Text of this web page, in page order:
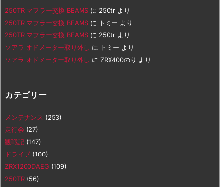
250TR マフラー交換 BEAMS に 250tr より
250TR マフラー交換 BEAMS に トミー より
250TR マフラー交換 BEAMS に 250tr より
ソアラ オドメーター取り外し に トミー より
ソアラ オドメーター取り外し に ZRX400のり より
カテゴリー
メンテナンス (253)
走行会 (27)
観戦記 (147)
ドライブ (100)
ZRX1200DAEG (109)
250TR (56)